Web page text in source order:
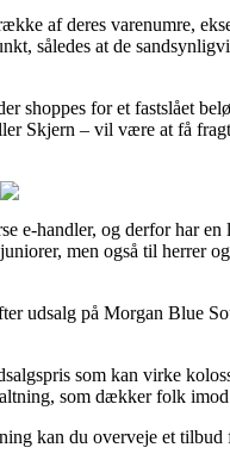
af deres varenumre,
således at de
shoppes for et fastslået
Skjern – vil være at få
e-handler, og derfor har
men også til herrer
udsalg på Morgan Blue
som kan virke
som dækker folk
kan du overveje et